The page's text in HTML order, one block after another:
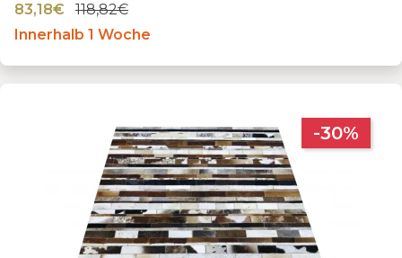
83,18€
118,82€
Innerhalb 1 Woche
-30%